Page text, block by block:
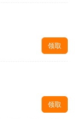
领取
领取